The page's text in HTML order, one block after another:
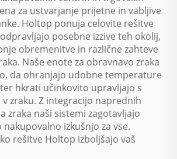
za ustvarjanje prijetne in vabljive
Holtop ponuja celovite rešitve
posebne izzive teh okolij,
obremenitve in različne zahteve
Naše enote za obravnavo zraka
da ohranjajo udobne temperature
hkrati učinkovito upravljajo s
zraku. Z integracijo naprednih
zraka naši sistemi zagotavljajo
izkušnjo za vse.
rešitve Holtop izboljšajo vaš